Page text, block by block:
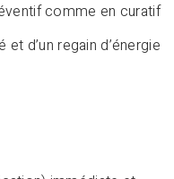
comme en curatif
d’un regain d’énergie